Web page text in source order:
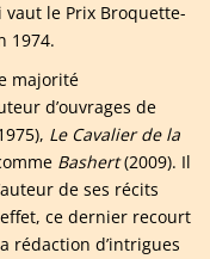
le Prix Broquette-
1974.
majorité
d’ouvrages de
Le Cavalier de la
Bashert(2009). Il
de ses récits
ce dernier recourt
rédaction d’intrigues